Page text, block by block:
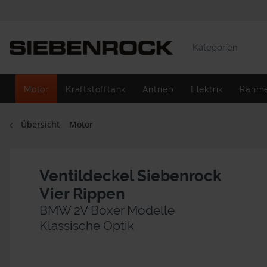
Kategorien
Motor Kraftstofftank Antrieb Elektrik
Übersicht Motor
Ventildeckel Siebenrock
Vier Rippen
BMW 2V Boxer Modelle
Klassische Optik